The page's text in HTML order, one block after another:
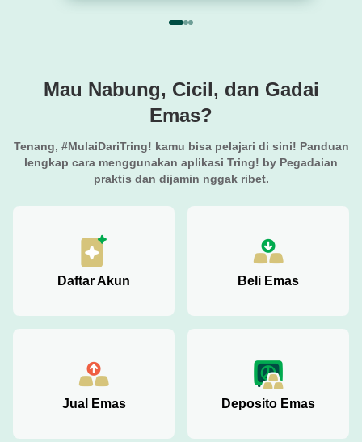
Mau Nabung, Cicil, dan Gadai
Emas?
Tenang, #MulaiDariTring! kamu bisa pelajari di sini! Panduan
lengkap cara menggunakan aplikasi Tring! by Pegadaian
praktis dan dijamin nggak ribet.
Daftar Akun Beli Emas
Jual Emas Deposito Emas